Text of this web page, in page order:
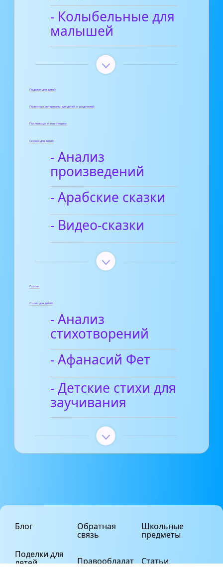
- Колыбельные для
малышей
Поделки для детей
Полезные материалы для детей и родителей
Пословицы и поговорки
Сказки для детей
- Анализ
произведений
- Арабские сказки
- Видео-сказки
Статьи
Стихи для детей
- Анализ
стихотворений
- Афанасий Фет
- Детские стихи для
заучивания
Блог
Поделки для
детей
Обратная
связь
Правообладат
Школьные
предметы
Статьи